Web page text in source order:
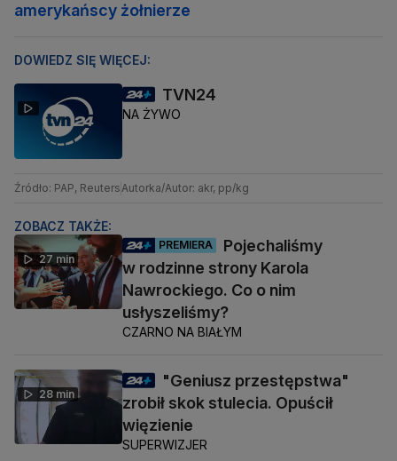
amerykańscy żołnierze
DOWIEDZ SIĘ WIĘCEJ:
TVN24
NA ŻYWO
Źródło: PAP, Reuters Autorka/Autor: akr, pp/kg
ZOBACZ TAKŻE:
27 min
PREMIERA
Pojechaliśmy
w rodzinne strony Karola
Nawrockiego. Co o nim
usłyszeliśmy?
CZARNO NA BIAŁYM
28 min
"Geniusz przestępstwa"
zrobił skok stulecia. Opuścił
więzienie
SUPERWIZJER